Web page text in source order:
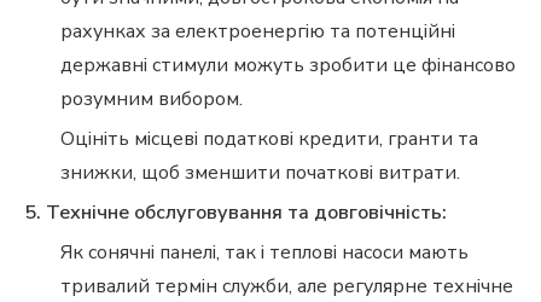
рахунках за електроенергію та потенційні
державні стимули можуть зробити це фінансово
розумним вибором.
Оцініть місцеві податкові кредити, гранти та
знижки, щоб зменшити початкові витрати.
5. Технічне обслуговування та довговічність:
Як сонячні панелі, так і теплові насоси мають
тривалий термін служби, але регулярне технічне